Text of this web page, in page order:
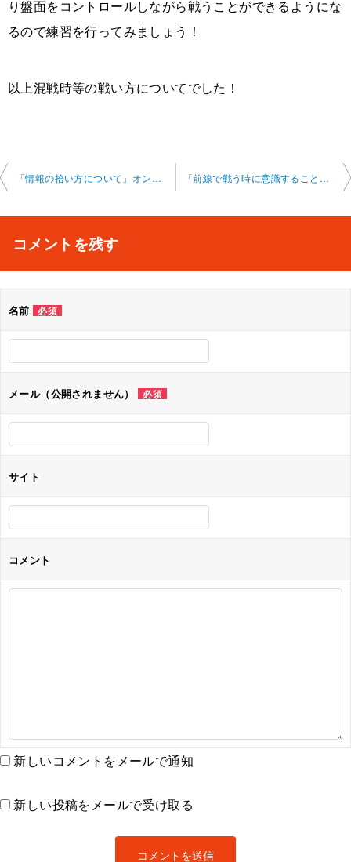
り盤面をコントロールしながら戦うことができるようにな
るので練習を行ってみましょう！
以上混戦時等の戦い方についてでした！
投
ビ
シ
「情報の拾い方について」オンラインレッスン 2024-6-20-no0008-0014 「前線で戦う時に意識すること」オンラインレッスン 2024-7-7-no0008-0014
コメントを残す
名前 必須
メール（公開されません） 必須
サイト
コメント
新しいコメントをメールで通知
新しい投稿をメールで受け取る